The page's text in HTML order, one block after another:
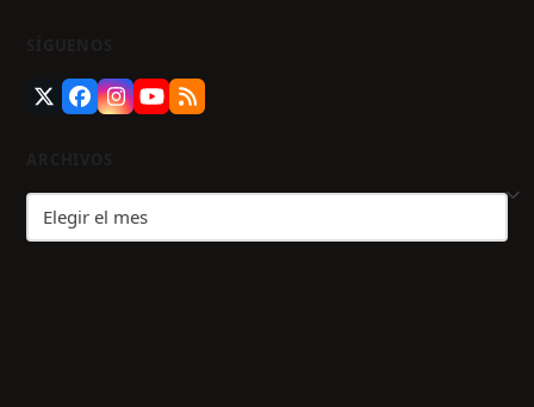
TwitterFacebook
Instagram
YouTube
RSS
Archivos